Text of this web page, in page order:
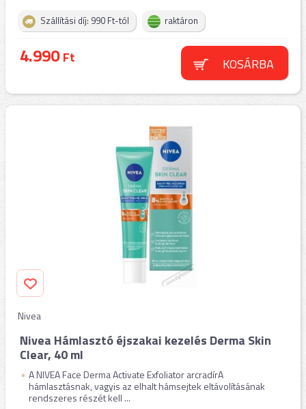
Szállítási díj: 990 Ft-tól raktáron
4.990Ft KOSÁRBA
Nivea
Nivea Hámlasztó éjszakai kezelés Derma Skin
Clear, 40 ml
A NIVEA Face Derma Activate Exfoliator arcradírA
hámlasztásnak, vagyis az elhalt hámsejtek eltávolításának
rendszeres részét kell ...